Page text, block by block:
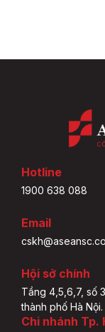
Hotline
1900 638 088
Email
Hội sở chính
Tầng 4,5,6,7, số
thành phố Hà Nội.
Chi nhánh Tp.